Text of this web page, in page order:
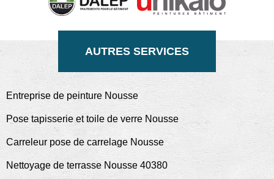
AUTRES SERVICES
Entreprise de peinture Nousse
Pose tapisserie et toile de verre Nousse
Carreleur pose de carrelage Nousse
Nettoyage de terrasse Nousse 40380